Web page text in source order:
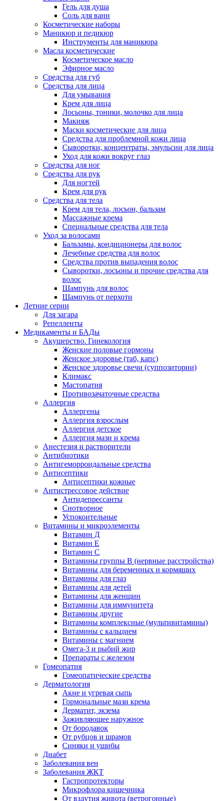
Гель для душа
Соль для ванн
Косметические наборы
Маникюр и педикюр
Инструменты для маникюра
Масла косметические
Косметическое масло
Эфирное масло
Средства для губ
Средства для лица
Для умывания
Крем для лица
Лосьоны, тоники, молочко для лица
Макияж
Маски косметические для лица
Средства для проблемной кожи лица
Сыворотки, концентраты, эмульсии для лица
Уход для кожи вокруг глаз
Средства для ног
Средства для рук
Для ногтей
Крем для рук
Средства для тела
Крем для тела, лосьон, бальзам
Массажные крема
Специальные средства для тела
Уход за волосами
Бальзамы, кондиционеры для волос
Лечебные средства для волос
Средства против выпадения волос
Сыворотки, лосьоны и прочие средства для
волос
Шампунь для волос
Шампунь от перхоти
Летние серии
Для загара
Репелленты
Медикаменты и БАДы
Акушерство. Гинекология
Женские половые гормоны
Женское здоровье (таб, капс)
Женское здоровье свечи (суппозитории)
Климакс
Мастопатия
Противозачаточные средства
Аллергия
Аллергены
Аллергия взрослым
Аллергия детское
Аллергия мази и крема
Анестезия и растворители
Антибиотики
Антигеморроидальные средства
Антисептики
Антисептики кожные
Антистрессовое действие
Антидепрессанты
Снотворное
Успокоительные
Витамины и микроэлементы
Витамин Д
Витамин Е
Витамин С
Витамины группы В (нервные расстройства)
Витамины для беременных и кормящих
Витамины для глаз
Витамины для детей
Витамины для женщин
Витамины для иммунитета
Витамины другие
Витамины комплексные (мультивитамины)
Витамины с кальцием
Витамины с магнием
Омега-3 и рыбий жир
Препараты с железом
Гомеопатия
Гомеопатические средства
Дерматология
Акне и угревая сыпь
Гормональные мази крема
Дерматит, экзема
Заживляющее наружное
От бородавок
От рубцов и шрамов
Синяки и ушибы
Диабет
Заболевания вен
Заболевания ЖКТ
Гастропротекторы
Микрофлора кишечника
От вздутия живота (ветрогонные)